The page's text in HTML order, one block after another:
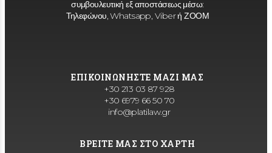
συμβουλευτική εξ αποστάσεως μέσω:
Τηλεφώνου, Whatsapp, Viber ή ΖΟΟΜ
ΕΠΙΚΟΙΝΩΝΗΣΤΕ ΜΑΖΙ ΜΑΣ
+30 213 03 87 928
+30 6979 66 50 70
info@platilaw.gr
ΒΡΕΙΤΕ ΜΑΣ ΣΤΟ ΧΑΡΤΗ